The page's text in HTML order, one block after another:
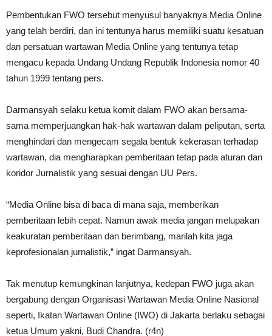
Pembentukan FWO tersebut menyusul banyaknya Media Online
yang telah berdiri, dan ini tentunya harus memiliki suatu kesatuan
dan persatuan wartawan Media Online yang tentunya tetap
mengacu kepada Undang Undang Republik Indonesia nomor 40
tahun 1999 tentang pers.
Darmansyah selaku ketua komit dalam FWO akan bersama-
sama memperjuangkan hak-hak wartawan dalam peliputan, serta
menghindari dan mengecam segala bentuk kekerasan terhadap
wartawan, dia mengharapkan pemberitaan tetap pada aturan dan
koridor Jurnalistik yang sesuai dengan UU Pers.
“Media Online bisa di baca di mana saja, memberikan
pemberitaan lebih cepat. Namun awak media jangan melupakan
keakuratan pemberitaan dan berimbang, marilah kita jaga
keprofesionalan jurnalistik,” ingat Darmansyah.
Tak menutup kemungkinan lanjutnya, kedepan FWO juga akan
bergabung dengan Organisasi Wartawan Media Online Nasional
seperti, Ikatan Wartawan Online (IWO) di Jakarta berlaku sebagai
ketua Umum yakni, Budi Chandra. (r4n)